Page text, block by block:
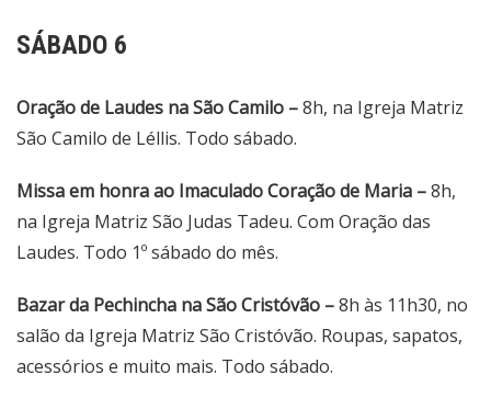
SÁBADO 6
Oração de Laudes na São Camilo –8h, na Igreja Matriz
São Camilo de Léllis. Todo sábado.
Missa em honra ao Imaculado Coração de Maria –8h,
na Igreja Matriz São Judas Tadeu. Com Oração das
Laudes. Todo 1º sábado do mês.
Bazar da Pechincha na São Cristóvão –8h às 11h30, no
salão da Igreja Matriz São Cristóvão. Roupas, sapatos,
acessórios e muito mais. Todo sábado.